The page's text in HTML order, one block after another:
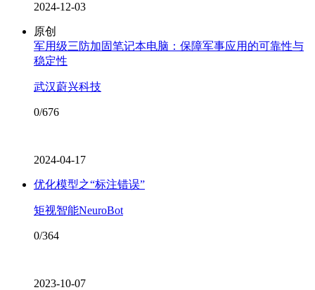
2024-12-03
原创
军用级三防加固笔记本电脑：保障军事应用的可靠性与
稳定性
武汉蔚兴科技
0/676
2024-04-17
优化模型之“标注错误”
矩视智能NeuroBot
0/364
2023-10-07